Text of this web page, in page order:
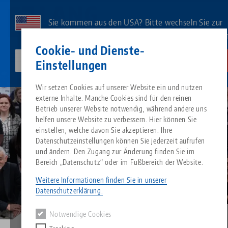
Cookie- und Dienste-
Einstellungen
Wir setzen Cookies auf unserer Website ein und nutzen
externe Inhalte. Manche Cookies sind für den reinen
Betrieb unserer Website notwendig, während andere uns
helfen unsere Website zu verbessern. Hier können Sie
einstellen, welche davon Sie akzeptieren. Ihre
Datenschutzeinstellungen können Sie jederzeit aufrufen
und ändern. Den Zugang zur Änderung finden Sie im
Bereich „Datenschutz“ oder im Fußbereich der Website.
Weitere Informationen finden Sie in unserer
Datenschutzerklärung.
Notwendige Cookies
Inhalt
Sie kommen aus den USA? Bitte wechseln Sie zur
US-Website, um landesspezifischen Inhalt zu
lang-technik-usa.com
Alles aus einer Hand
Nullpunktspanntechnik
Werkstückspanntechnik
Suche nach
Suche nach
Produktübersicht
Über LANG
Philosophie
Innovationen
Downloads
FAQ
Katalog anfordern
Blog
News
Messen
Passende Produkte
Es tut uns leid. Wir konnten keine Ergebnisse finden.
Zur Produktübersicht
Services
Quicklinks
Search
Downloads
Downloads
Videos
Breadcrumb